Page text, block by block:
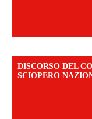
DISCORSO DEL
SCIOPERO